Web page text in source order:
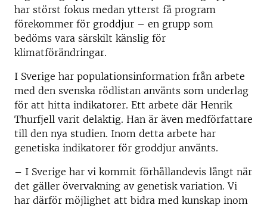
har störst fokus medan ytterst få program
förekommer för groddjur – en grupp som
bedöms vara särskilt känslig för
klimatförändringar.
I Sverige har populationsinformation från arbete
med den svenska rödlistan använts som underlag
för att hitta indikatorer. Ett arbete där Henrik
Thurfjell varit delaktig. Han är även medförfattare
till den nya studien. Inom detta arbete har
genetiska indikatorer för groddjur använts.
– I Sverige har vi kommit förhållandevis långt när
det gäller övervakning av genetisk variation. Vi
har därför möjlighet att bidra med kunskap inom